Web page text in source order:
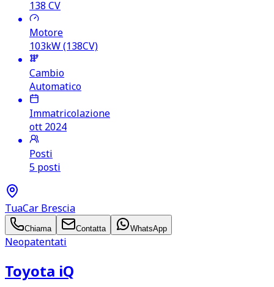
138 CV
Motore
103kW (138CV)
Cambio
Automatico
Immatricolazione
ott 2024
Posti
5 posti
TuaCar Brescia
Chiama Contatta WhatsApp
Neopatentati
Toyota iQ